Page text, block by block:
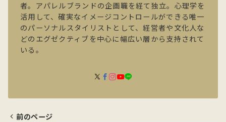
者。アパレルブランドの企画職を経て独立。心理学を
活用して、確実なイメージコントロールができる唯一
のパーソナルスタイリストとして、経営者や文化人な
どのエグゼクティブを中心に幅広い層から支持されて
いる。
前のページ